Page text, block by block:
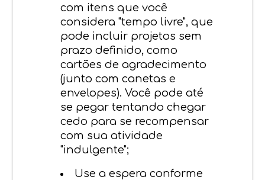
com itens que você
considera "tempo livre", que
pode incluir projetos sem
prazo definido, como
cartões de agradecimento
(junto com canetas e
envelopes). Você pode até
se pegar tentando chegar
cedo para se recompensar
com sua atividade
"indulgente";
Use a espera conforme